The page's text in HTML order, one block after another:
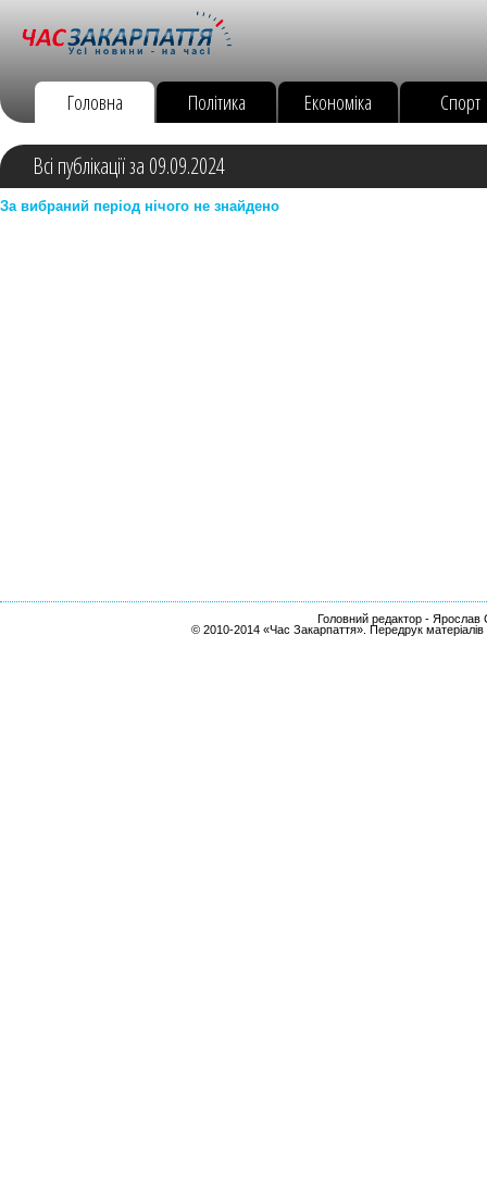
Головна Політика Економіка Спорт
Всі публікації за 09.09.2024
За вибраний період нічого не знайдено
Головний редактор - Ярослав
© 2010-2014 «Час Закарпаття». Передрук